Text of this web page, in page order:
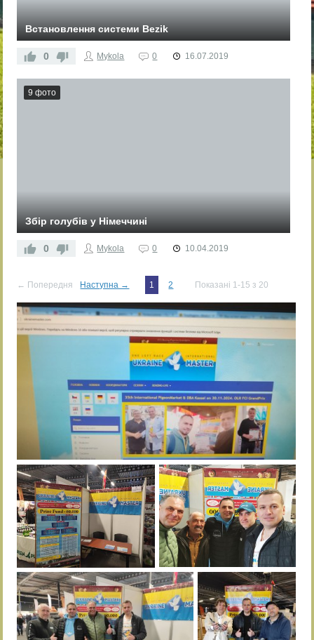
Встановлення системи Bezik
0 Mykola 0 16.07.2019
9 фото
Збір голубів у Німеччині
0 Mykola 0 10.04.2019
← Попередня Наступна → 1 2 Показані 1-15 з 20